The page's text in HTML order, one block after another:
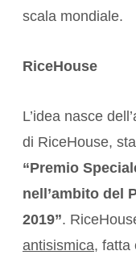
scala mondiale.
RiceHouse
L’idea nasce
di RiceHouse,
“Premio
nell’ambito del
2019”.
antisismica, fatta